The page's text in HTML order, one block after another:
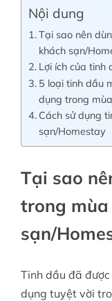
Nội dung
Tại sao nên
khách sạn/
Lợi ích của tinh
5 loại tinh dầu
dụng trong
Cách sử dụng
sạn/Homestay
Tại sao
trong mùa
sạn/
Tinh dầu đã
dụng tuyệt vời